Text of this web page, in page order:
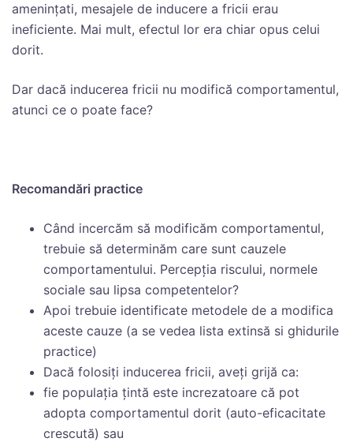
ameninţati, mesajele de inducere a fricii erau
ineficiente. Mai mult, efectul lor era chiar opus celui
dorit.
Dar dacă inducerea fricii nu modifică comportamentul,
atunci ce o poate face?
Recomandări practice
Când incercăm să modificăm comportamentul,
trebuie să determinăm care sunt cauzele
comportamentului. Percepţia riscului, normele
sociale sau lipsa competentelor?
Apoi trebuie identificate metodele de a modifica
aceste cauze (a se vedea lista extinsă si ghidurile
practice)
Dacă folosiţi inducerea fricii, aveţi grijă ca:
fie populaţia ţintă este increzatoare că pot
adopta comportamentul dorit (auto-eficacitate
crescută) sau